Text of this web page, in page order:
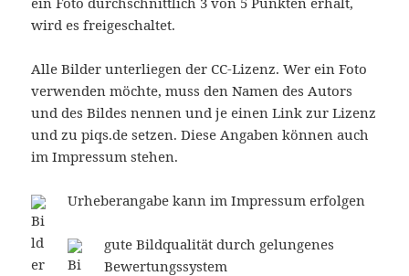
wird es freigeschaltet.
Alle Bilder unterliegen der CC-Lizenz. Wer ein Foto
verwenden möchte, muss den Namen des Autors
und des Bildes nennen und je einen Link zur Lizenz
und zu piqs.de setzen. Diese Angaben können auch
im Impressum stehen.
Urheberangabe kann im Impressum erfolgen
gute Bildqualität durch gelungenes
Bewertungssystem